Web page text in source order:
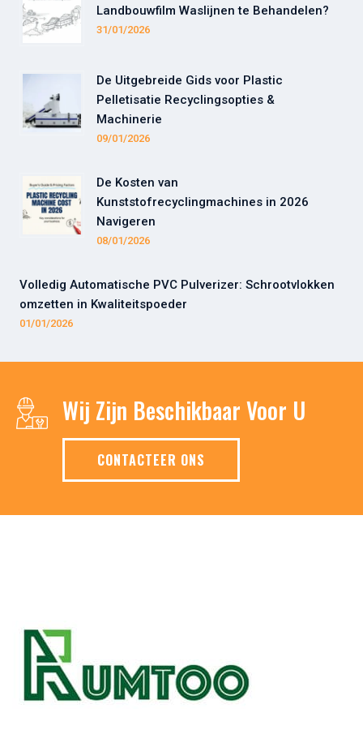
Landbouwfilm Waslijnen te Behandelen?
31/01/2026
De Uitgebreide Gids voor Plastic
Pelletisatie Recyclingsopties &
Machinerie
09/01/2026
De Kosten van
Kunststofrecyclingmachines in 2026
Navigeren
08/01/2026
Volledig Automatische PVC Pulverizer: Schrootvlokken
omzetten in Kwaliteitspoeder
01/01/2026
Wij Zijn Beschikbaar Voor U
CONTACTEER ONS